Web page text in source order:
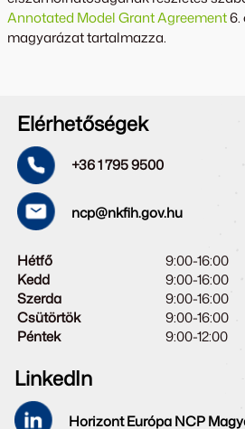
Annotated Model Grant Agreement6.
magyarázat tartalmazza.
Elérhetőségek
+36 1 795 9500
ncp@nkfih.gov.hu
Hétfő
9:00-16:00
Kedd
9:00-16:00
Szerda
9:00-16:00
Csütörtök
9:00-16:00
Péntek
9:00-12:00
LinkedIn
Horizont Európa NCP